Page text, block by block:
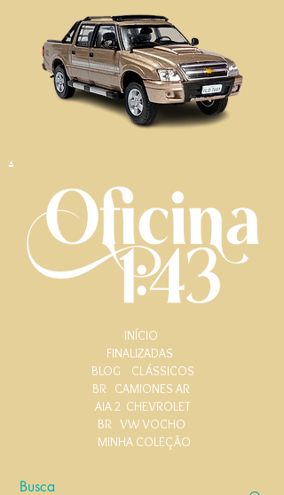
.
INÍCIO
FINALIZADAS
BLOG
CLÁSSICOS
BR CAMIONES AR
AIA 2 CHEVROLET
BR VW VOCHO
MINHA COLEÇÃO